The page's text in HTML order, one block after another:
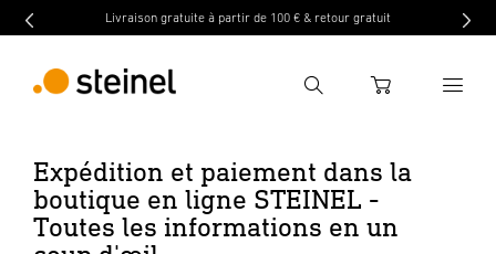
Livraison gratuite à partir de 100 € & retour gratuit
Recherche
Recherche
Entrer critère de recherche
WARENKORB
Expédition et paiement dans la
boutique en ligne STEINEL -
Toutes les informations en un